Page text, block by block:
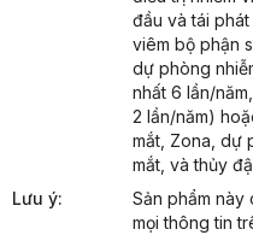
đầu và tái phát
viêm bộ phận
dự phòng
nhất 6 lần/
2 lần/năm)
mắt, Zona, dự
mắt, và thủy
Lưu ý:
Sản phẩm này
mọi thông tin